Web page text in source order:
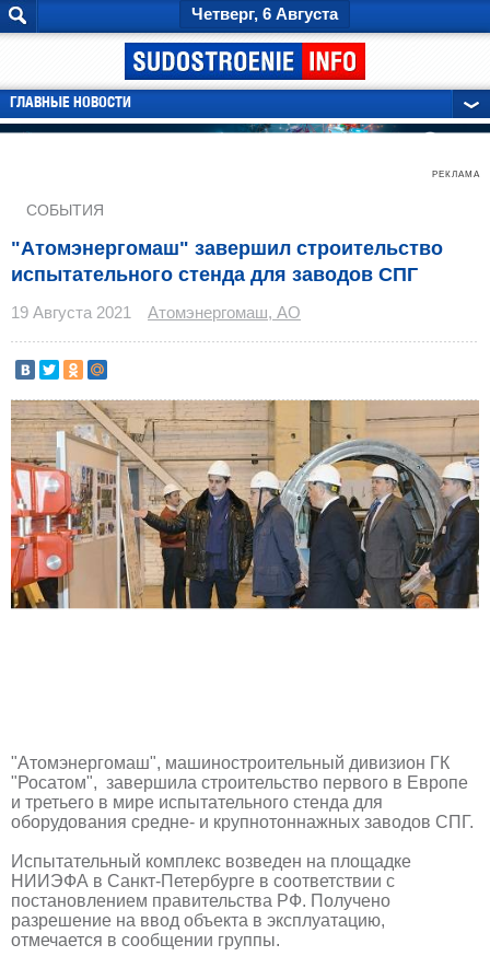
Четверг, 6 Августа
ГЛАВНЫЕ НОВОСТИ
РЕКЛАМА
СОБЫТИЯ
"Атомэнергомаш" завершил строительство
испытательного стенда для заводов СПГ
19 Августа 2021 Атомэнергомаш, АО
"Атомэнергомаш", машиностроительный дивизион ГК
"Росатом", завершила строительство первого в Европе
и третьего в мире испытательного стенда для
оборудования средне- и крупнотоннажных заводов СПГ.
Испытательный комплекс возведен на площадке
НИИЭФА в Санкт-Петербурге в соответствии с
постановлением правительства РФ. Получено
разрешение на ввод объекта в эксплуатацию,
отмечается в сообщении группы.